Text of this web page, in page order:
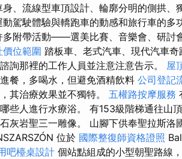
、流線型車頂設計、輪廓分明的側拱、
駕駛體驗與轎跑車的動感和旅行車的多
多附帶活動——選美比賽、音樂會、研
價位範圍 踏板車、老式汽車、現代汽車奇
詢那裡的工作人員並注意注意告示。 屋
餐，多喝水，但避免酒精飲料 公司登記
其治療效果並不獨特。 五權路按摩服務
些人進行水療浴。 有153級階梯通往山
灰岩聖三一雕像。 山腳下供奉聖拉斯洛
位於 國際整復師資格證照
吧檯桌設計 個站點組成的小型朝聖路線